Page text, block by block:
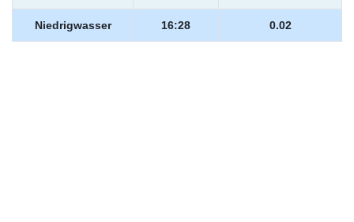
Niedrigwasser 16:28 0.02